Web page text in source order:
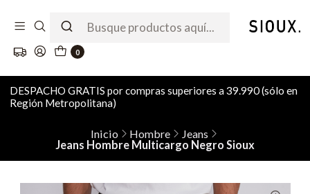
0
DESPACHO GRATIS por compras superiores a 39.990 (sólo en
Región Metropolitana)
Inicio Hombre
Jeans
Jeans Hombre Multicargo Negro Sioux